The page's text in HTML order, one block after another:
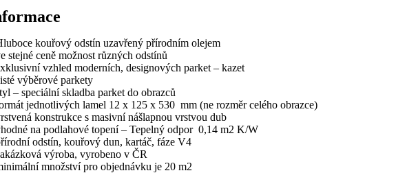
kouřový odstín uzavřený přírodním olejem
stejné ceně možnost různých odstínů
vzhled moderních, designových parket – kazet
výběrové parkety
– speciální skladba parket do obrazců
jednotlivých lamel 12 x 125 x 530 mm (ne rozměr celého obrazce)
konstrukce s masivní nášlapnou vrstvou dub
na podlahové topení – Tepelný odpor 0,14 m2 K/W
odstín, kouřový dun, kartáč, fáze V4
výroba, vyrobeno v ČR
množství pro objednávku je 20 m2